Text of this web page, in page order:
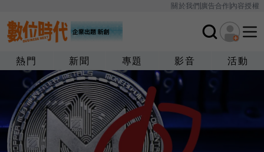
關於我們廣告合作內容授權
熱門 新聞 專題 影音 活動